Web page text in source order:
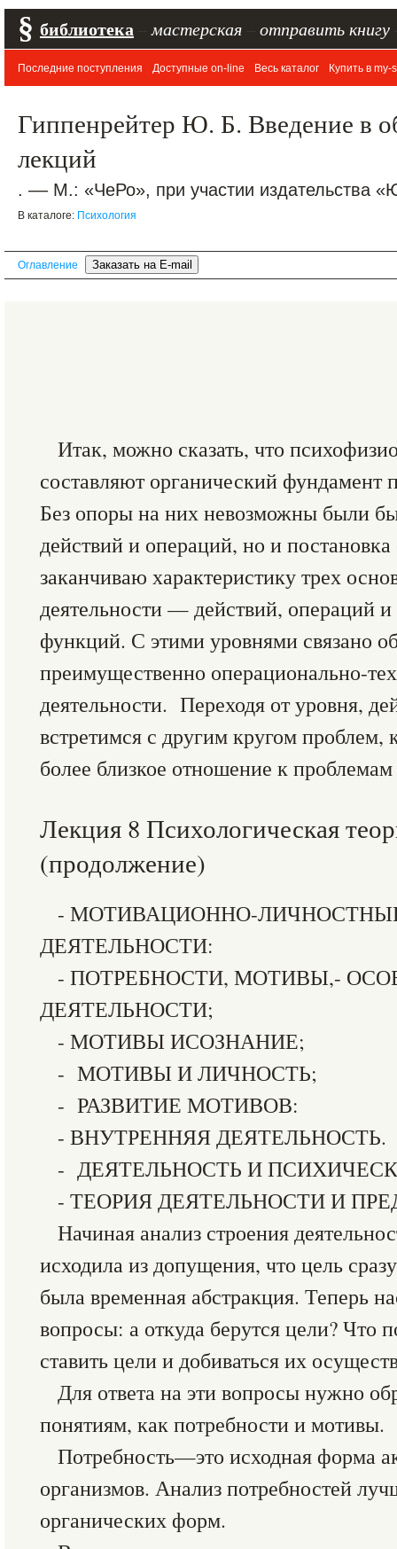
§ библиотека мастерская отправить книгу
Последние поступления Доступные on-line Весь каталог Купить в my-
Гиппенрейтер Ю. Б. Введение в
лекций
. –– М.: «ЧеРо», при участии издательства
В каталоге: Психология
Оглавление
Итак, можно сказать, что
составляют органический фундамент
Без опоры на них невозможны были
действий и операций, но и
заканчиваю характеристику трех
деятельности — действий, операций
функций. С этими уровнями связано
преимущественно операционально-
деятельности. Переходя от уровня,
встретимся с другим кругом проблем,
более близкое отношение к
Лекция 8 Психологическая
(продолжение)
- МОТИВАЦИОННО-
ДЕЯТЕЛЬНОСТИ:
- ПОТРЕБНОСТИ, МОТИВЫ,-
ДЕЯТЕЛЬНОСТИ;
- МОТИВЫ ИСОЗНАНИЕ;
- МОТИВЫ И ЛИЧНОСТЬ;
- РАЗВИТИЕ МОТИВОВ:
- ВНУТРЕННЯЯ ДЕЯТЕЛЬНОСТЬ.
- ДЕЯТЕЛЬНОСТЬ И
- ТЕОРИЯ ДЕЯТЕЛЬНОСТИ И
Начиная анализ строения
исходила из допущения, что цель
была временная абстракция. Теперь
вопросы: а откуда берутся цели? Что
ставить цели и добиваться их
Для ответа на эти вопросы нужно
понятиям, как потребности и мотивы.
Потребность—это исходная форма
организмов. Анализ потребностей
органических форм.